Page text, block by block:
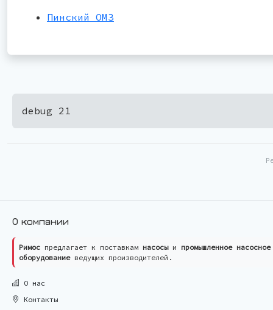
Пинский ОМЗ
debug 21
О компании
Римос предлагает к поставкам насосыи промышленное насосное
оборудованиеведущих производителей.
О нас
Контакты